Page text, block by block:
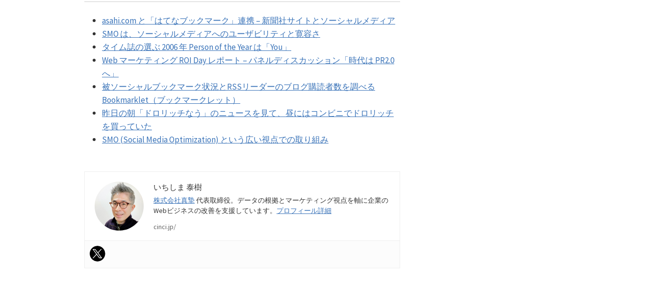
asahi.com と「はてなブックマーク」連携 – 新聞社サイトとソーシャルメディア
SMO は、ソーシャルメディアへのユーザビリティと寛容さ
タイム誌の選ぶ 2006 年 Person of the Year は「You」
Web マーケティング ROI Day レポート – パネルディスカッション「時代は PR2.0
へ」
被ソーシャルブックマーク状況とRSSリーダーのブログ購読者数を調べる
Bookmarklet（ブックマークレット）
昨日の朝「ドロリッチなう」のニュースを見て、昼にはコンビニでドロリッチ
を買っていた
SMO (Social Media Optimization) という広い視点での取り組み
いちしま 泰樹
株式会社真摯代表取締役。データの根拠とマーケティング視点を軸に企業の
Webビジネスの改善を支援しています。 プロフィール詳細
cinci.jp/